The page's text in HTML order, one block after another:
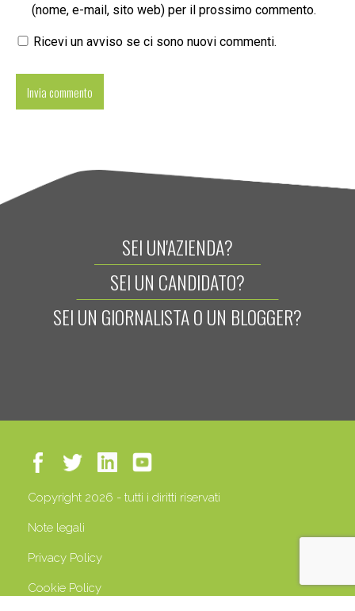
(nome, e-mail, sito web) per il prossimo commento.
Ricevi un avviso se ci sono nuovi commenti.
SEI UN'AZIENDA?
SEI UN CANDIDATO?
SEI UN GIORNALISTA O UN BLOGGER?
Copyright 2026 - tutti i diritti riservati
Note legali
Privacy Policy
Cookie Policy